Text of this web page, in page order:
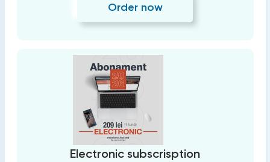
Order now
Electronic subscrisption